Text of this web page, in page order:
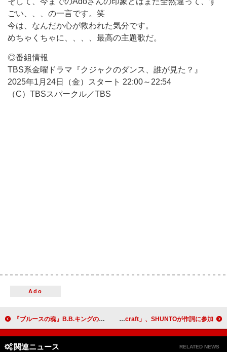
ごい、、、の一言です。笑
今は、なんだか心が救われた気分です。
めちゃくちゃに、、、、最高の主題歌だ。
◎番組情報
TBS系金曜ドラマ『クジャクのダンス、誰が見た？』
2025年1月24日（金）スタート 22:00～22:54
（C）TBSスパークル／TBS
Ado
『ブルースの魂』B.B.キングの貴重なパフォーマンスを捉えた本編映像公開 本作に出演する伝説ミュージシャンの楽曲リストも BE:FIRSTの新曲タイトルは「Spacecraft」、SHUNTOが作詞に参加
関連ニュース RELATED NEWS